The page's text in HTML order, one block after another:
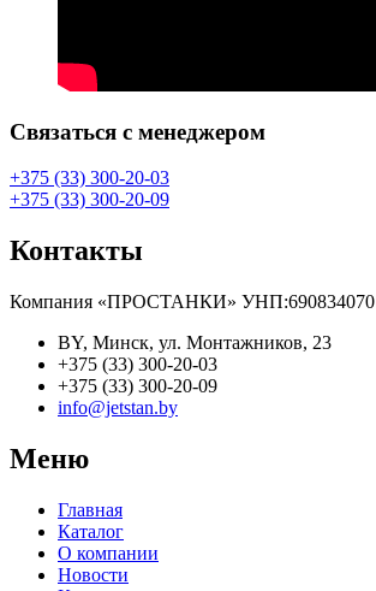
Связаться с менеджером
+375 (33) 300-20-03
+375 (33) 300-20-09
Контакты
Компания «ПРОСТАНКИ» УНП:690834070
BY, Минск, ул. Монтажников, 23
+375 (33) 300-20-03
+375 (33) 300-20-09
info@jetstan.by
Меню
Главная
Каталог
О компании
Новости